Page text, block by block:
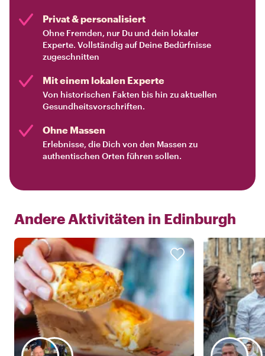
Privat & personalisiert
Ohne Fremden, nur Du und dein lokaler
Experte. Vollständig auf Deine Bedürfnisse
zugeschnitten
Mit einem lokalen Experte
Von historischen Fakten bis hin zu aktuellen
Gesundheitsvorschriften.
Ohne Massen
Erlebnisse, die Dich von den Massen zu
authentischen Orten führen sollen.
Andere Aktivitäten in Edinburgh